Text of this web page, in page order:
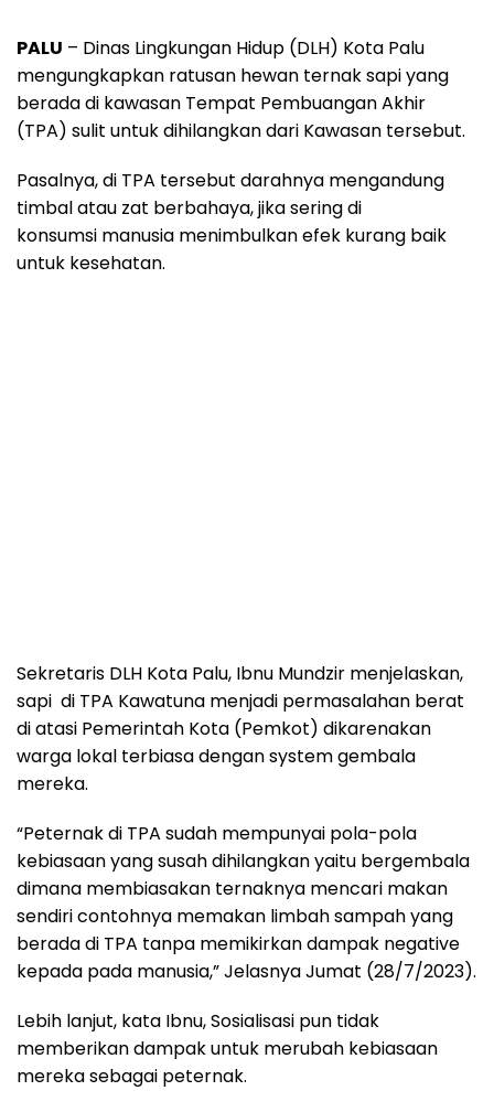
PALU – Dinas Lingkungan Hidup (DLH) Kota Palu
mengungkapkan ratusan hewan ternak sapi yang
berada di kawasan Tempat Pembuangan Akhir
(TPA) sulit untuk dihilangkan dari Kawasan tersebut.
Pasalnya, di TPA tersebut darahnya mengandung
timbal atau zat berbahaya, jika sering di
konsumsi manusia menimbulkan efek kurang baik
untuk kesehatan.
Sekretaris DLH Kota Palu, Ibnu Mundzir menjelaskan,
sapi di TPA Kawatuna menjadi permasalahan berat
di atasi Pemerintah Kota (Pemkot) dikarenakan
warga lokal terbiasa dengan system gembala
mereka.
“Peternak di TPA sudah mempunyai pola-pola
kebiasaan yang susah dihilangkan yaitu bergembala
dimana membiasakan ternaknya mencari makan
sendiri contohnya memakan limbah sampah yang
berada di TPA tanpa memikirkan dampak negative
kepada pada manusia,” Jelasnya Jumat (28/7/2023).
Lebih lanjut, kata Ibnu, Sosialisasi pun tidak
memberikan dampak untuk merubah kebiasaan
mereka sebagai peternak.